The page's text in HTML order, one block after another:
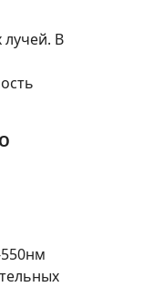
лучей. В